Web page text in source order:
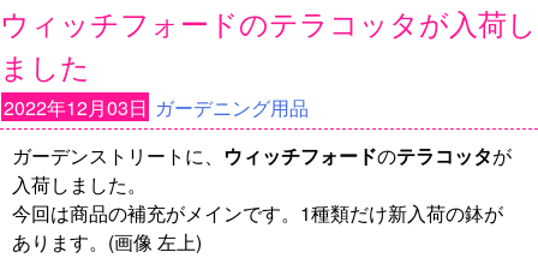
ウィッチフォードのテラコッタが入荷し
ました
2022年12月03日 ガーデニング用品
ガーデンストリートに、 ウィッチフォードのテラコッタが
入荷しました。
今回は商品の補充がメインです。1種類だけ新入荷の鉢が
あります。(画像 左上)